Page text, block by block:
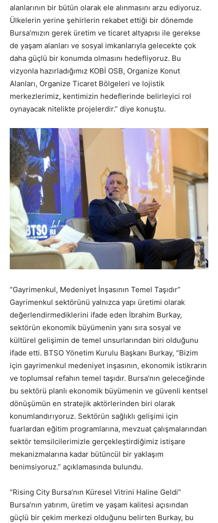
alanlarının bir bütün olarak ele alınmasını arzu ediyoruz.
Ülkelerin yerine şehirlerin rekabet ettiği bir dönemde
Bursa’mızın gerek üretim ve ticaret altyapısı ile gerekse
de yaşam alanları ve sosyal imkanlarıyla gelecekte çok
daha güçlü bir konumda olmasını hedefliyoruz. Bu
vizyonla hazırladığımız KOBİ OSB, Organize Konut
Alanları, Organize Ticaret Bölgeleri ve lojistik
merkezlerimiz, kentimizin hedeflerinde belirleyici rol
oynayacak nitelikte projelerdir.” diye konuştu.
“Gayrimenkul, Medeniyet İnşasının Temel Taşıdır”
Gayrimenkul sektörünü yalnızca yapı üretimi olarak
değerlendirmediklerini ifade eden İbrahim Burkay,
sektörün ekonomik büyümenin yanı sıra sosyal ve
kültürel gelişimin de temel unsurlarından biri olduğunu
ifade etti. BTSO Yönetim Kurulu Başkanı Burkay, “Bizim
için gayrimenkul medeniyet inşasının, ekonomik istikrarın
ve toplumsal refahın temel taşıdır. Bursa’nın geleceğinde
bu sektörü planlı ekonomik büyümenin ve güvenli kentsel
dönüşümün en stratejik aktörlerinden biri olarak
konumlandırıyoruz. Sektörün sağlıklı gelişimi için
fuarlardan eğitim programlarına, mevzuat çalışmalarından
sektör temsilcilerimizle gerçekleştirdiğimiz istişare
mekanizmalarına kadar bütüncül bir yaklaşım
benimsiyoruz.” açıklamasında bulundu.
“Rising City Bursa’nın Küresel Vitrini Haline Geldi”
Bursa’nın yatırım, üretim ve yaşam kalitesi açısından
güçlü bir çekim merkezi olduğunu belirten Burkay, bu